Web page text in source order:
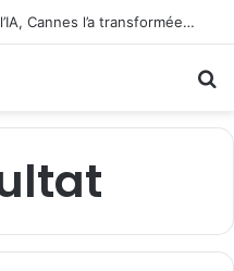
IA au cinéma : en interdisant l’IA, Cannes l’a transformée en label de luxe